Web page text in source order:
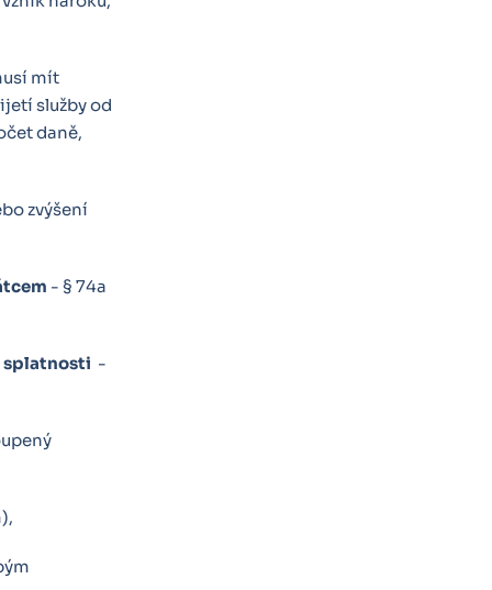
mít
služby od
daně,
zvýšení
- § 74a
splatnosti -